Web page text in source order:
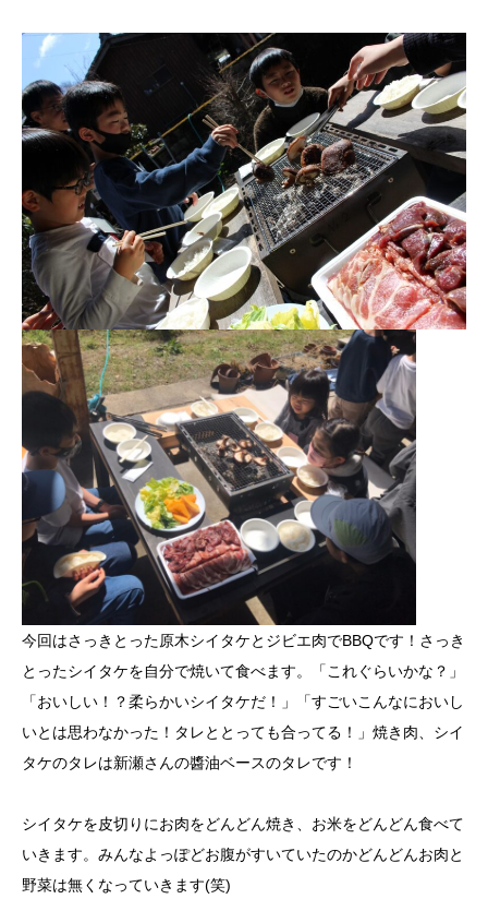
今回はさっきとった原木シイタケとジビエ肉でBBQです！さっき
とったシイタケを自分で焼いて食べます。「これぐらいかな？」
「おいしい！？柔らかいシイタケだ！」「すごいこんなにおいし
いとは思わなかった！タレととっても合ってる！」焼き肉、シイ
タケのタレは新瀬さんの醬油ベースのタレです！
シイタケを皮切りにお肉をどんどん焼き、お米をどんどん食べて
いきます。みんなよっぽどお腹がすいていたのかどんどんお肉と
野菜は無くなっていきます(笑)